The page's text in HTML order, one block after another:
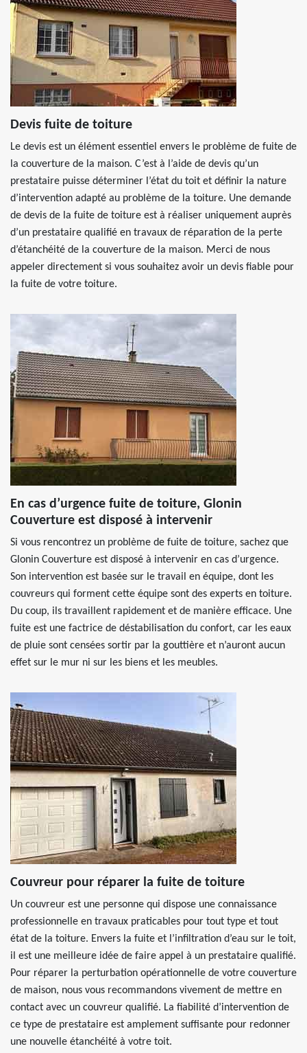
Devis fuite de toiture
Le devis est un élément essentiel envers le problème de fuite de
la couverture de la maison. C’est à l’aide de devis qu’un
prestataire puisse déterminer l’état du toit et définir la nature
d’intervention adapté au problème de la toiture. Une demande
de devis de la fuite de toiture est à réaliser uniquement auprès
d’un prestataire qualifié en travaux de réparation de la perte
d’étanchéité de la couverture de la maison. Merci de nous
appeler directement si vous souhaitez avoir un devis fiable pour
la fuite de votre toiture.
En cas d’urgence fuite de toiture, Glonin
Couverture est disposé à intervenir
Si vous rencontrez un problème de fuite de toiture, sachez que
Glonin Couverture est disposé à intervenir en cas d’urgence.
Son intervention est basée sur le travail en équipe, dont les
couvreurs qui forment cette équipe sont des experts en toiture.
Du coup, ils travaillent rapidement et de manière efficace. Une
fuite est une factrice de déstabilisation du confort, car les eaux
de pluie sont censées sortir par la gouttière et n’auront aucun
effet sur le mur ni sur les biens et les meubles.
Couvreur pour réparer la fuite de toiture
Un couvreur est une personne qui dispose une connaissance
professionnelle en travaux praticables pour tout type et tout
état de la toiture. Envers la fuite et l’infiltration d’eau sur le toit,
il est une meilleure idée de faire appel à un prestataire qualifié.
Pour réparer la perturbation opérationnelle de votre couverture
de maison, nous vous recommandons vivement de mettre en
contact avec un couvreur qualifié. La fiabilité d’intervention de
ce type de prestataire est amplement suffisante pour redonner
une nouvelle étanchéité à votre toit.